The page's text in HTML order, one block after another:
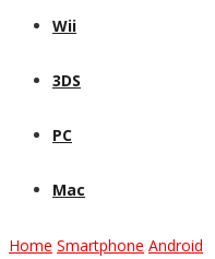
Wii
3DS
PC
Mac
Home Smartphone Android